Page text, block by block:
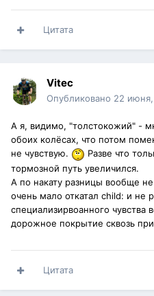
Цитата
Vitec
Опубликовано 22
А я, видимо, "толстокожий" -
обоих колёсах, что потом
не чувствую.
Разве что
тормозной путь увеличился.
А по накату разницы вообще
очень мало откатал child: и не
специализирвоанного чувства
дорожное покрытие сквозь
Цитата